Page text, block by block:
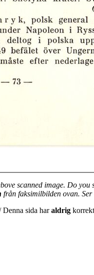
scanned image. Do you
från faksimilbilden ovan.
Denna sida haraldrig